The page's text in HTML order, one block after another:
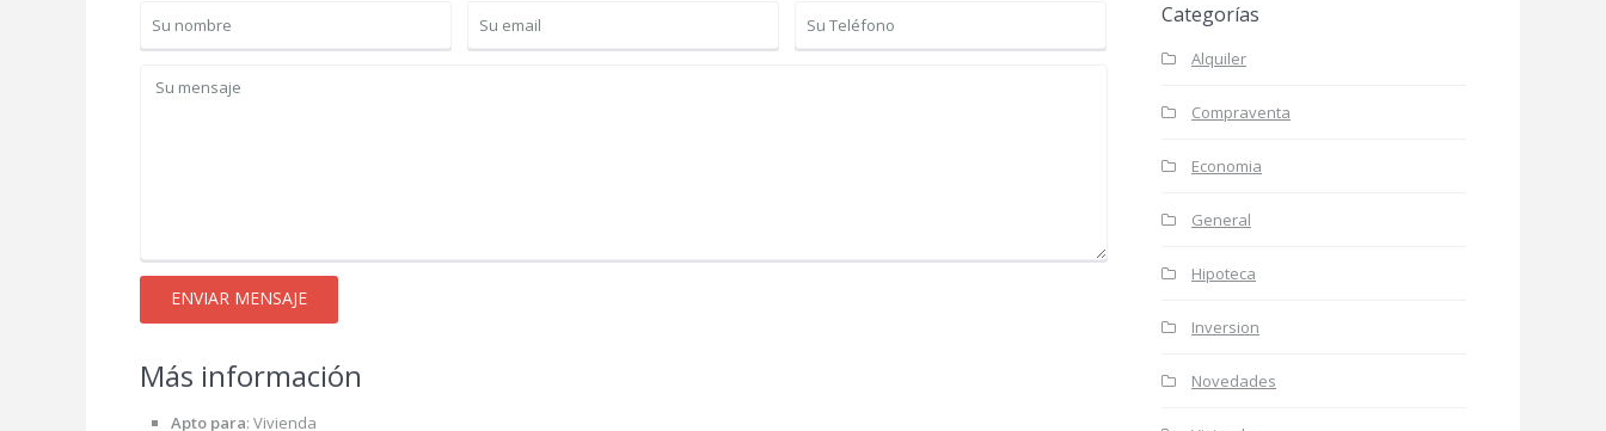
Más información
Apto para: Vivienda
Categorías
Alquiler
Compraventa
Economia
General
Hipoteca
Inversion
Novedades